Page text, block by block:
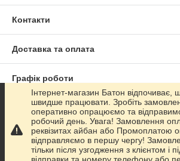
Контакти
Доставка та оплата
Графік роботи
Повна версія сайту
Сайт створено на маркетплейсі
Інтернет-магазин Батон відпочиває,
швидше працювати. Зробіть
оперативно опрацюємо та
робочий день. Увага! Замовлення
реквізитах айбан або Промоплатою
відправляємо в першу чергу!
тільки після узгодження з клієнтом і